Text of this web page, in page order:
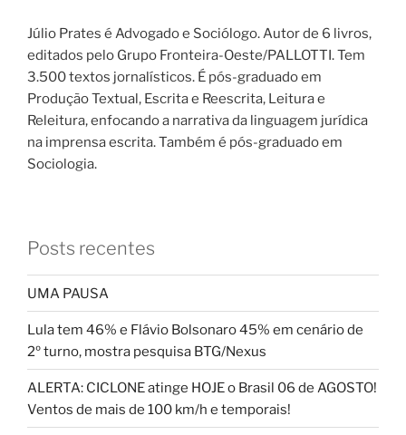
Júlio Prates é Advogado e Sociólogo. Autor de 6 livros,
editados pelo Grupo Fronteira-Oeste/PALLOTTI. Tem
3.500 textos jornalísticos. É pós-graduado em
Produção Textual, Escrita e Reescrita, Leitura e
Releitura, enfocando a narrativa da linguagem jurídica
na imprensa escrita. Também é pós-graduado em
Sociologia.
Posts recentes
UMA PAUSA
Lula tem 46% e Flávio Bolsonaro 45% em cenário de
2º turno, mostra pesquisa BTG/Nexus
ALERTA: CICLONE atinge HOJE o Brasil 06 de AGOSTO!
Ventos de mais de 100 km/h e temporais!